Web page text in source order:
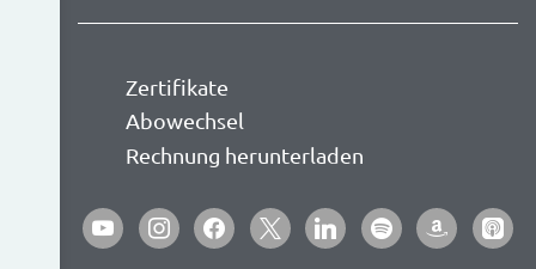
Zertifikate
Abowechsel
Rechnung herunterladen
youtubeinstagramfacebook
x linkedinspotifyamazonapple-